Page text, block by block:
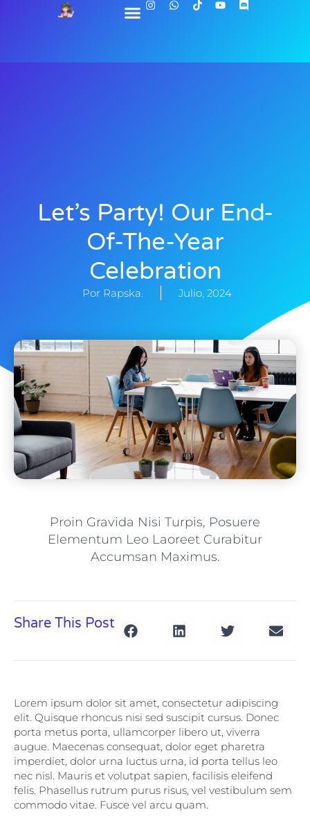
Let’s Party! Our End-
Of-The-Year
Celebration
Por Rapska. Julio, 2024
Proin Gravida Nisi Turpis, Posuere
Elementum Leo Laoreet Curabitur
Accumsan Maximus.
Share This Post
Lorem ipsum dolor sit amet, consectetur adipiscing
elit. Quisque rhoncus nisi sed suscipit cursus. Donec
porta metus porta, ullamcorper libero ut, viverra
augue. Maecenas consequat, dolor eget pharetra
imperdiet, dolor urna luctus urna, id porta tellus leo
nec nisl. Mauris et volutpat sapien, facilisis eleifend
felis. Phasellus rutrum purus risus, vel vestibulum sem
commodo vitae. Fusce vel arcu quam.